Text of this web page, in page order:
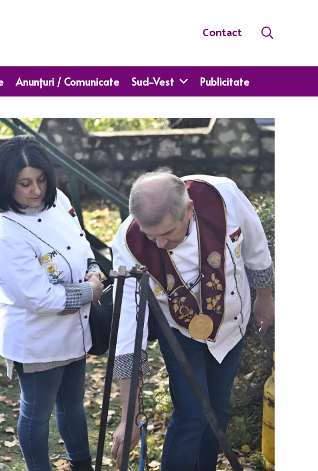
Contact
Anunțuri / Comunicate Sud-Vest Publicitate